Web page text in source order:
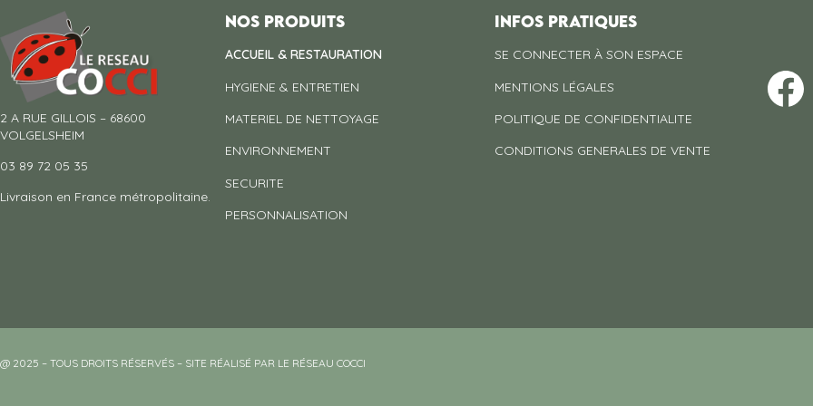
2 A RUE GILLOIS – 68600
VOLGELSHEIM
03 89 72 05 35
Livraison en France métropolitaine.
Nos produits
ACCUEIL & RESTAURATION
HYGIENE & ENTRETIEN
MATERIEL DE NETTOYAGE
ENVIRONNEMENT
SECURITE
PERSONNALISATION
INFOS PRATIQUES
SE CONNECTER À SON ESPACE
MENTIONS LÉGALES
POLITIQUE DE CONFIDENTIALITE
CONDITIONS GENERALES DE VENTE
@ 2025 – TOUS DROITS RÉSERVÉS – SITE RÉALISÉ PAR LE RÉSEAU COCCI